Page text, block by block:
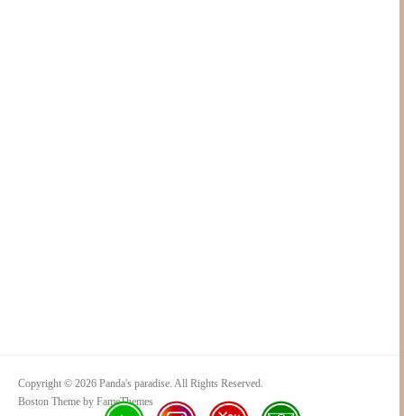
Copyright © 2026 Panda's paradise. All Rights Reserved.
Boston Theme by FameThemes